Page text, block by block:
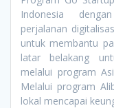
Indonesia
perjalanan
untuk membantu
latar belakang
melalui program
Melalui program
lokal mencapai